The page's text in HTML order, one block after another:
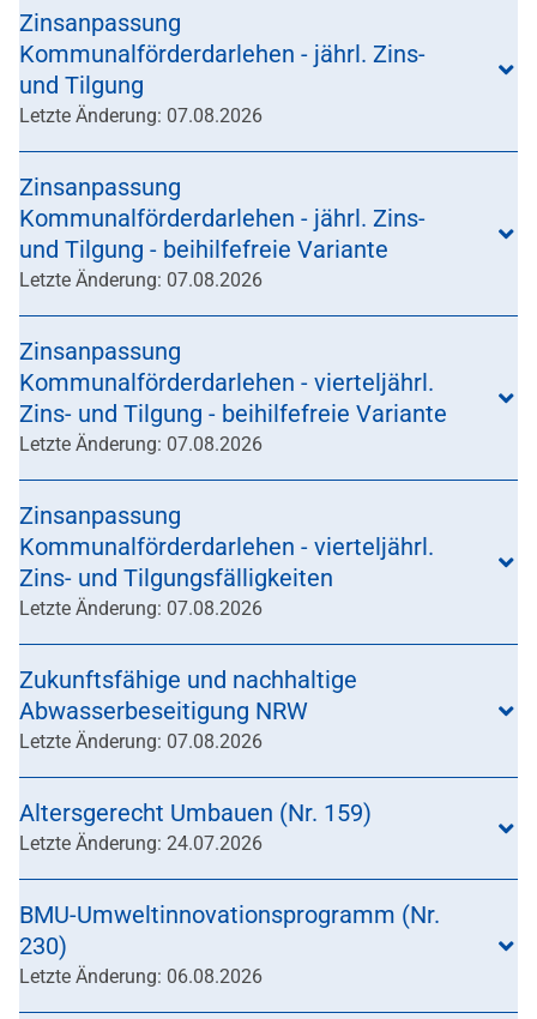
Zinsanpassung
Kommunalförderdarlehen - jährl. Zins-
und Tilgung
Letzte Änderung: 07.08.2026
Zinsanpassung
Kommunalförderdarlehen - jährl. Zins-
und Tilgung - beihilfefreie Variante
Letzte Änderung: 07.08.2026
Zinsanpassung
Kommunalförderdarlehen - vierteljährl.
Zins- und Tilgung - beihilfefreie Variante
Letzte Änderung: 07.08.2026
Zinsanpassung
Kommunalförderdarlehen - vierteljährl.
Zins- und Tilgungsfälligkeiten
Letzte Änderung: 07.08.2026
Zukunftsfähige und nachhaltige
Abwasserbeseitigung NRW
Letzte Änderung: 07.08.2026
Altersgerecht Umbauen (Nr. 159)
Letzte Änderung: 24.07.2026
BMU-Umweltinnovationsprogramm (Nr.
230)
Letzte Änderung: 06.08.2026